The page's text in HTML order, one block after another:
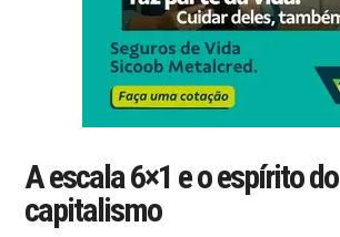
A escala 6×1 e o espírito do
capitalismo